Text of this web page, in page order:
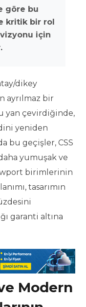
göre bu
kritik bir rol
için
dikey
ayrılmaz bir
yan çevirdiğinde,
yeniden
bu geçişler, CSS
yumuşak ve
birimlerinin
tasarımın
garanti altına
Modern